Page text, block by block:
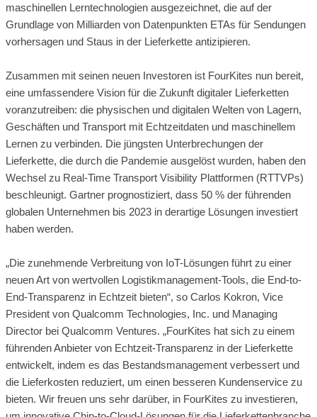
maschinellen Lerntechnologien ausgezeichnet, die auf der
Grundlage von Milliarden von Datenpunkten ETAs für Sendungen
vorhersagen und Staus in der Lieferkette antizipieren.
Zusammen mit seinen neuen Investoren ist FourKites nun bereit,
eine umfassendere Vision für die Zukunft digitaler Lieferketten
voranzutreiben: die physischen und digitalen Welten von Lagern,
Geschäften und Transport mit Echtzeitdaten und maschinellem
Lernen zu verbinden. Die jüngsten Unterbrechungen der
Lieferkette, die durch die Pandemie ausgelöst wurden, haben den
Wechsel zu Real-Time Transport Visibility Plattformen (RTTVPs)
beschleunigt. Gartner prognostiziert, dass 50 % der führenden
globalen Unternehmen bis 2023 in derartige Lösungen investiert
haben werden.
„Die zunehmende Verbreitung von IoT-Lösungen führt zu einer
neuen Art von wertvollen Logistikmanagement-Tools, die End-to-
End-Transparenz in Echtzeit bieten“, so Carlos Kokron, Vice
President von Qualcomm Technologies, Inc. und Managing
Director bei Qualcomm Ventures. „FourKites hat sich zu einem
führenden Anbieter von Echtzeit-Transparenz in der Lieferkette
entwickelt, indem es das Bestandsmanagement verbessert und
die Lieferkosten reduziert, um einen besseren Kundenservice zu
bieten. Wir freuen uns sehr darüber, in FourKites zu investieren,